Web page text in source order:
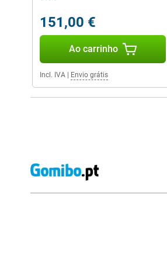
151,00 €
Ao carrinho
Incl. IVA Envio grátis